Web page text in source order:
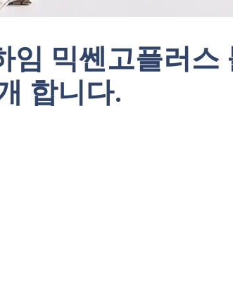
임 믹쎈고플러스
합니다.